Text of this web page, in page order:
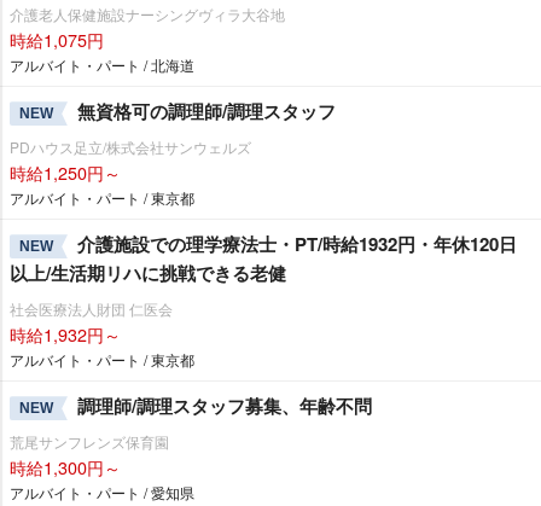
介護老人保健施設ナーシングヴィラ大谷地
時給1,075円
アルバイト・パート / 北海道
NEW 無資格可の調理師/調理スタッフ
PDハウス足立/株式会社サンウェルズ
時給1,250円～
アルバイト・パート / 東京都
NEW
介護施設での理学療法士・PT/時給1932円・年休120日
以上/生活期リハに挑戦できる老健
社会医療法人財団 仁医会
時給1,932円～
アルバイト・パート / 東京都
NEW 調理師/調理スタッフ募集、年齢不問
荒尾サンフレンズ保育園
時給1,300円～
アルバイト・パート / 愛知県